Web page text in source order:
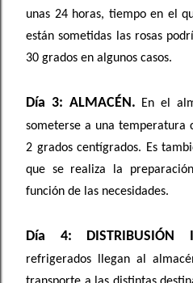
unas 24 horas, tiempo en el
están sometidas las rosas
30 grados en algunos casos.
Día 3: ALMACÉN. En el
someterse a una temperatura
2 grados centígrados. Es
que se realiza la
función de las necesidades.
Día 4: DISTRIBUSIÓN
refrigerados llegan al